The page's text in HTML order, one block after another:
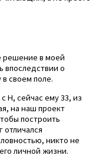
решение в моей
впоследствии о
своем поле.
Н, сейчас ему 33, из
на наш проект
построить
никто не
личной жизни.